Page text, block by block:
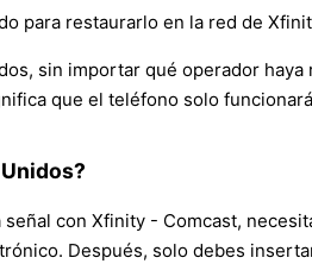
para restaurarlo en la red de
sin importar qué operador
que el teléfono solo
con Xfinity - Comcast,
Después, solo debes